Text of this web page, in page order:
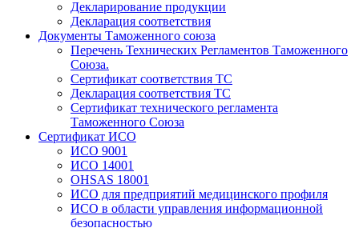
Декларирование продукции
Декларация соответствия
Документы Таможенного союза
Перечень Технических Регламентов Таможенного
Союза.
Сертификат соответствия ТС
Декларация соответствия ТС
Сертификат технического регламента
Таможенного Союза
Сертификат ИСО
ИСО 9001
ИСО 14001
OHSAS 18001
ИСО для предприятий медицинского профиля
ИСО в области управления информационной
безопасностью